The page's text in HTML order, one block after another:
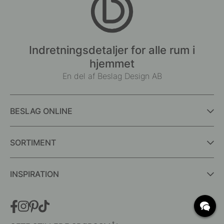
Indretningsdetaljer for alle rum i
hjemmet
En del af Beslag Design AB
BESLAG ONLINE
SORTIMENT
INSPIRATION